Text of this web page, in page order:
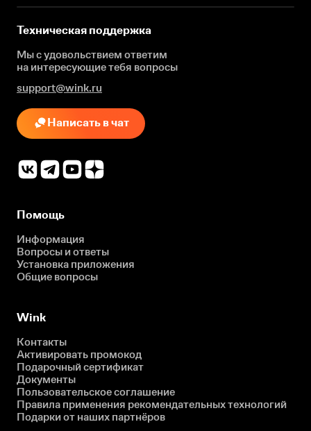
Техническая поддержка
Мы с удовольствием ответим
на интересующиетебя вопросы
support@wink.ru
Написать в чат
Помощь
Информация
Вопросы и ответы
Установка приложения
Общие вопросы
Wink
Контакты
Активировать промокод
Подарочный сертификат
Документы
Пользовательское соглашение
Правила применения рекомендательных технологий
Подарки от наших партнёров